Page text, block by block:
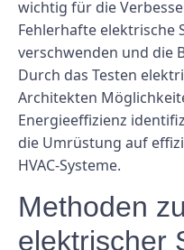
wichtig für die
Fehlerhafte elektrische
verschwenden und die
Durch das Testen
Architekten
Energieeffizienz
die Umrüstung auf
HVAC-Systeme.
Methoden
elektrischer